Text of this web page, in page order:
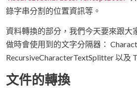
錄字串分割的位置資訊等。
資料轉換的部分，我們今天要來跟大
做時會使用到的文字分隔器：
RecursiveCharacterTextSplitter 以及
文件的轉換